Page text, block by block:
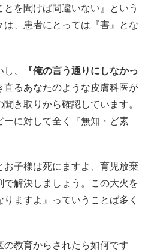
を聞けば間違いない』という
、患者にとっては『害』とな
、
『俺の言う通りにしなかっ
直るあなたのような皮膚科医が
き取りから確認しています。
に対して全く『無知・ど素
お子様は死にますよ、育児放棄
解決しましょう。この大火を
ますよ』っていうことば多く
教育からされたら如何です